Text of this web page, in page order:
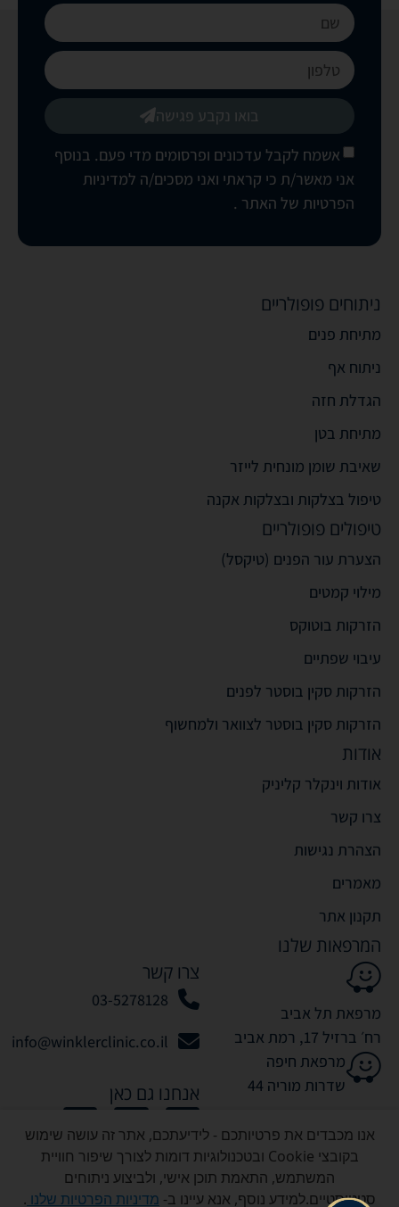
אשמח לקבל עדכונים ופרסומים מדי פעם. בנוסף
אני מאשר/ת כי קראתי ואני מסכים/ה למדיניות
הפרטיות של האתר .
בואו נקבע פגישה
ניתוחים פופולריים
מתיחת פנים
ניתוח אף
הגדלת חזה
מתיחת בטן
שאיבת שומן מונחית לייזר
טיפול בצלקות ובצלקות אקנה
טיפולים פופולריים
הצערת עור הפנים (טיקסל)
מילוי קמטים
הזרקות בוטוקס
עיבוי שפתיים
הזרקות סקין בוסטר לפנים
הזרקות סקין בוסטר לצוואר ולמחשוף
אודות
אודות וינקלר קליניק
צרו קשר
הצהרת נגישות
מאמרים
תקנון אתר
המרפאות שלנו
מרפאת תל אביב
רח׳ ברזיל 17, רמת אביב
מרפאת חיפה
שדרות מוריה 44
צרו קשר
03-5278128
info@winklerclinic.co.il
אנחנו גם כאן
אנו מכבדים את פרטיותכם - לידיעתכם, אתר זה עושה שימוש
בקובצי Cookie ובטכנולוגיות דומות לצורך שיפור חוויית
המשתמש, התאמת תוכן אישי, ולביצוע ניתוחים
סטטיסטיים.למידע נוסף, אנא עיינו ב- מדיניות הפרטיות שלנו .